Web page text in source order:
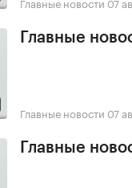
Главные
Главные новости 07
Главные